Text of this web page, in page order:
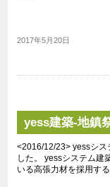
2017年5月20日
yess建築-地鎮
<2016/12/23> yessシス
した。 yessシステム建
いる高張力材を採用す